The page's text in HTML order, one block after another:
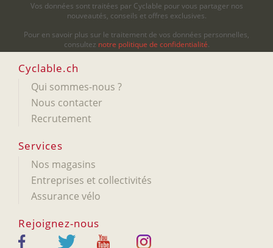
Vos données sont traitées par Cyclable pour vous partager nos
nouveautés, conseils et offres exclusives.
Pour en savoir plus sur le traitement de vos données personnelles,
consultez notre politique de confidentialité.
Cyclable.ch
Qui sommes-nous ?
Nous contacter
Recrutement
Services
Nos magasins
Entreprises et collectivités
Assurance vélo
Rejoignez-nous